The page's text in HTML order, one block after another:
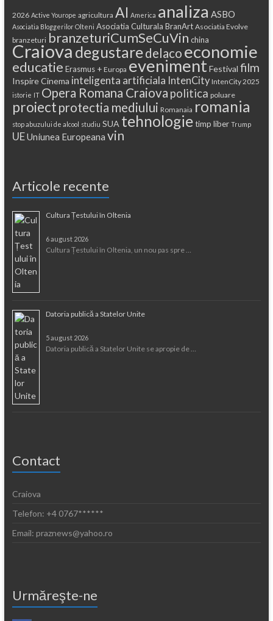
2026 Active Yourope agricultura AI America analiza ASBO
Asociatia Bloggerilor Olteni Asociatia Culturala BranArt Asociatia Evolve
branzeturi branzeturiCumSeCuVin china
Craiova degustaredelaco economie
educatie Erasmus + Europa eveniment Festival film
Inspire Cinema inteligenta artificiala IntenCity IntenCity 2025
istorie IT Opera Romana Craiova politica poluare
proiect protectia mediului Romanaia romania
stop abuzului de alcool studiu SUA tehnologie timp liber Trump
UEUniunea Europeana vin
Articole recente
Cultura Țestului în Oltenia
6 august 2026
Cultura Țestului în Oltenia, un nou pas spre …
Datoria publică a Statelor Unite
5 august 2026
Datoria publică a Statelor Unite se apropie de …
Contact
Craiova
Telefon: +4 0767******
Email: praznews@yahoo.ro
Urmăreşte-ne